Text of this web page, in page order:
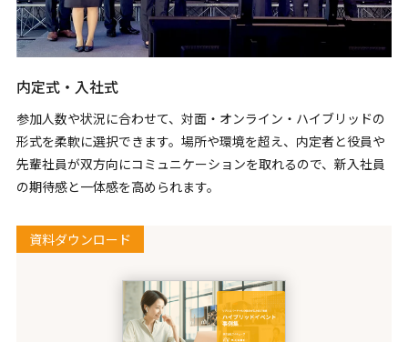
内定式・入社式
参加人数や状況に合わせて、対面・オンライン・ハイブリッドの
形式を柔軟に選択できます。場所や環境を超え、内定者と役員や
先輩社員が双方向にコミュニケーションを取れるので、新入社員
の期待感と一体感を高められます。
資料ダウンロード